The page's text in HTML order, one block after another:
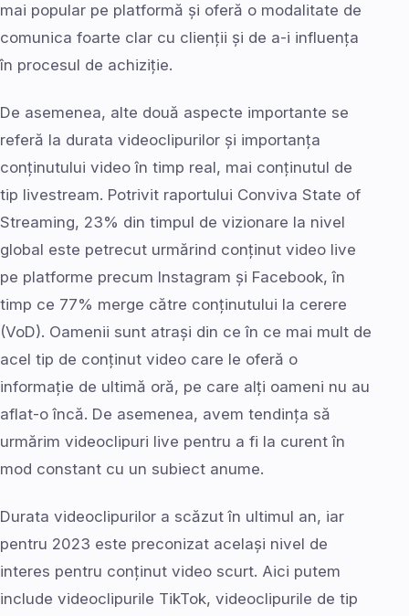
mai popular pe platformă și oferă o modalitate de
comunica foarte clar cu clienții și de a-i influența
în procesul de achiziție.
De asemenea, alte două aspecte importante se
referă la durata videoclipurilor și importanța
conținutului video în timp real, mai conținutul de
tip livestream. Potrivit raportului Conviva State of
Streaming, 23% din timpul de vizionare la nivel
global este petrecut urmărind conținut video live
pe platforme precum Instagram și Facebook, în
timp ce 77% merge către conținutului la cerere
(VoD). Oamenii sunt atrași din ce în ce mai mult de
acel tip de conținut video care le oferă o
informație de ultimă oră, pe care alți oameni nu au
aflat-o încă. De asemenea, avem tendința să
urmărim videoclipuri live pentru a fi la curent în
mod constant cu un subiect anume.
Durata videoclipurilor a scăzut în ultimul an, iar
pentru 2023 este preconizat același nivel de
interes pentru conținut video scurt. Aici putem
include videoclipurile TikTok, videoclipurile de tip